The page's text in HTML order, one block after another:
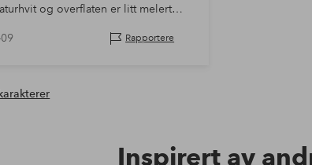
og overflaten er litt melert.
Rapportere
Inspirert av